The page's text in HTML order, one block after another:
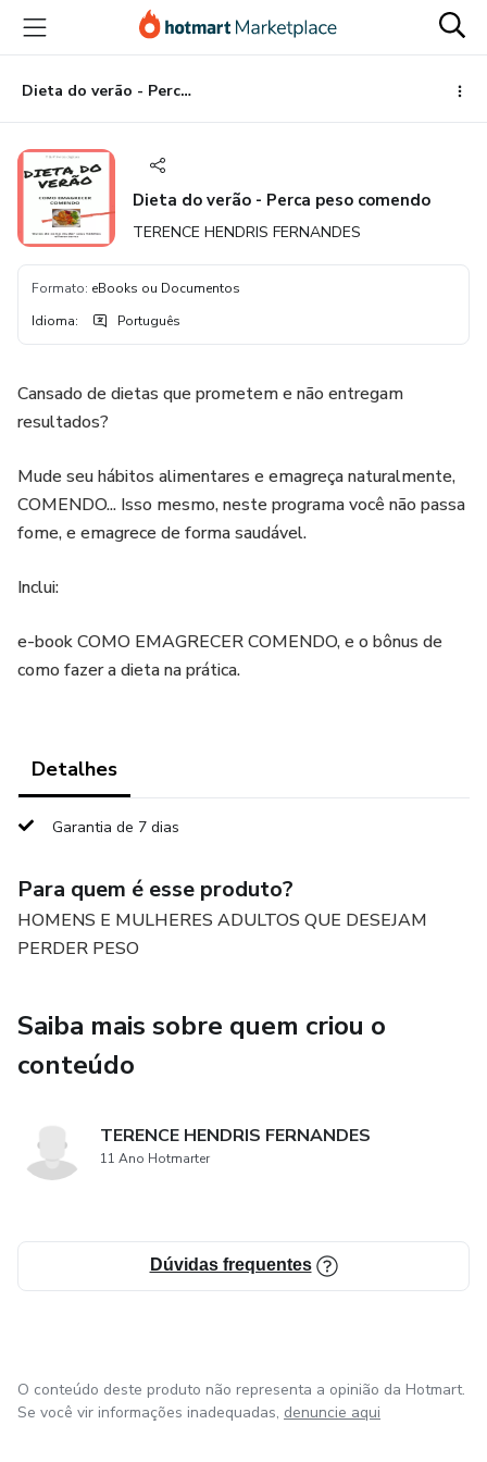
para
conteúdo
principal
para
pagamento
para
rodapé
Dieta do verão - Perca peso comendo
Dieta do verão - Perca peso comendo
TERENCE HENDRIS FERNANDES
Formato: eBooks ou Documentos
Idioma: Português
Cansado de dietas que prometem e não entregam
resultados?
Mude seu hábitos alimentares e emagreça naturalmente,
COMENDO... Isso mesmo, neste programa você não passa
fome, e emagrece de forma saudável.
Inclui:
e-book COMO EMAGRECER COMENDO, e o bônus de
como fazer a dieta na prática.
Detalhes
Garantia de 7 dias
Para quem é esse produto?
HOMENS E MULHERES ADULTOS QUE DESEJAM
PERDER PESO
Saiba mais sobre quem criou o
conteúdo
TERENCE HENDRIS FERNANDES
11 Ano Hotmarter
Dúvidas frequentes
O conteúdo deste produto não representa a opinião da Hotmart.
Se você vir informações inadequadas, denuncie aqui